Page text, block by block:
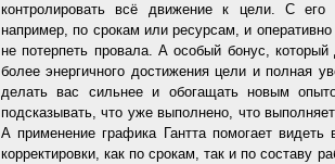
контролировать всё движение к цели. С
например, по срокам или ресурсам, и
не потерпеть провала. А особый бонус,
более энергичного достижения цели и полная
делать вас сильнее и обогащать новым
подсказывать, что уже выполнено, что
А применение графика Гантта помогает
корректировки, как по срокам, так и по составу